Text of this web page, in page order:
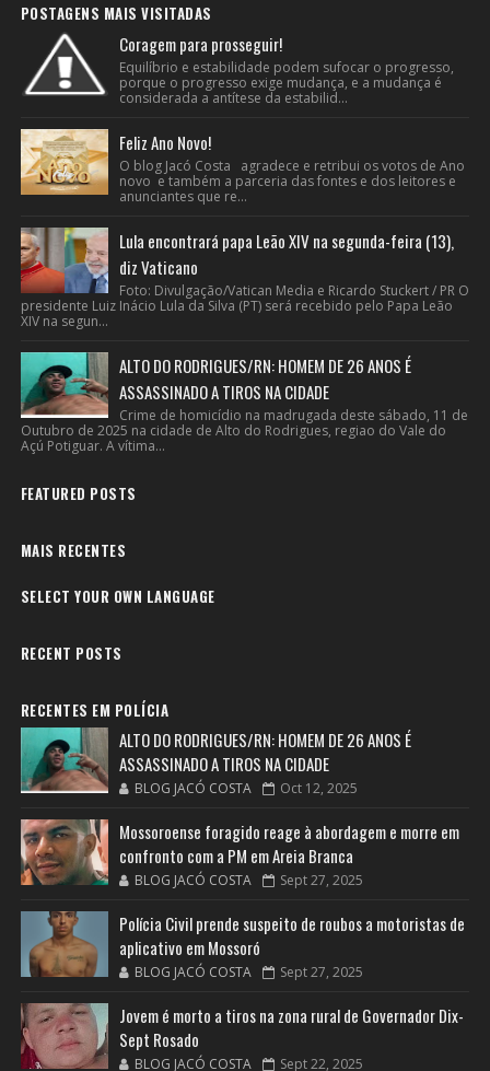
POSTAGENS MAIS VISITADAS
Coragem para prosseguir!
Equilíbrio e estabilidade podem sufocar o progresso,
porque o progresso exige mudança, e a mudança é
considerada a antítese da estabilid...
Feliz Ano Novo!
O blog Jacó Costa agradece e retribui os votos de Ano
novo e também a parceria das fontes e dos leitores e
anunciantes que re...
Lula encontrará papa Leão XIV na segunda-feira (13),
diz Vaticano
Foto: Divulgação/Vatican Media e Ricardo Stuckert / PR O
presidente Luiz Inácio Lula da Silva (PT) será recebido pelo Papa Leão
XIV na segun...
ALTO DO RODRIGUES/RN: HOMEM DE 26 ANOS É
ASSASSINADO A TIROS NA CIDADE
Crime de homicídio na madrugada deste sábado, 11 de
Outubro de 2025 na cidade de Alto do Rodrigues, regiao do Vale do
Açú Potiguar. A vítima...
FEATURED POSTS
MAIS RECENTES
SELECT YOUR OWN LANGUAGE
RECENT POSTS
RECENTES EM POLÍCIA
ALTO DO RODRIGUES/RN: HOMEM DE 26 ANOS É
ASSASSINADO A TIROS NA CIDADE
BLOG JACÓ COSTA Oct 12, 2025
Mossoroense foragido reage à abordagem e morre em
confronto com a PM em Areia Branca
BLOG JACÓ COSTA Sept 27, 2025
Polícia Civil prende suspeito de roubos a motoristas de
aplicativo em Mossoró
BLOG JACÓ COSTA Sept 27, 2025
Jovem é morto a tiros na zona rural de Governador Dix-
Sept Rosado
BLOG JACÓ COSTA Sept 22, 2025